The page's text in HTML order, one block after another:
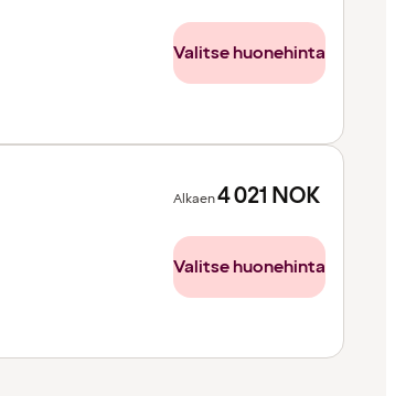
Valitse huonehinta
Alkaen4 021 NOK
Valitse huonehinta